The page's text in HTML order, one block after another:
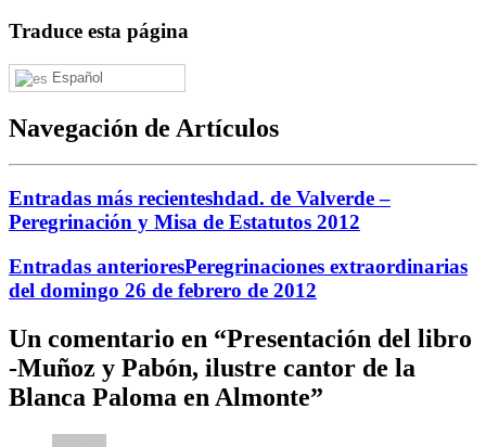
Traduce esta página
Español
Navegación de Artículos
Entradas más recienteshdad. de Valverde –
Peregrinación y Misa de Estatutos 2012
Entradas anterioresPeregrinaciones extraordinarias
del domingo 26 de febrero de 2012
Un comentario en “Presentación del libro
-Muñoz y Pabón, ilustre cantor de la
Blanca Paloma en Almonte”